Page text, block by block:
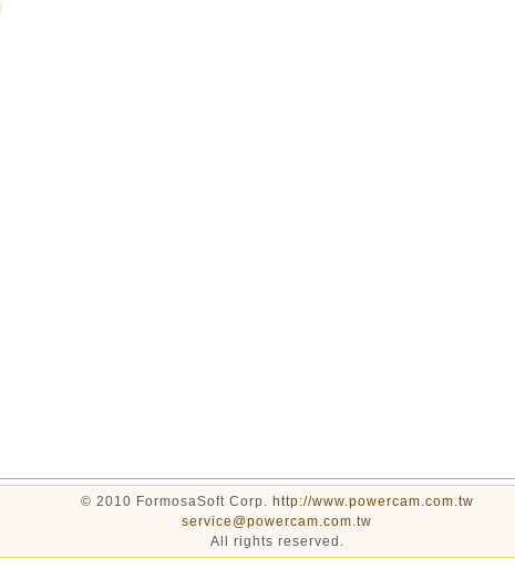
© 2010 FormosaSoft Corp. http://www.powercam.com.tw
service@powercam.com.tw
All rights reserved.